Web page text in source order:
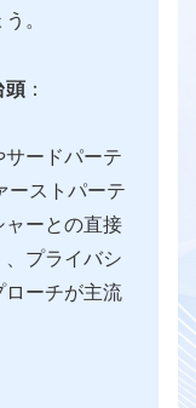
。
頭 ：
ードパーテ
ーストパーテ
ーとの直接
プライバシ
ーチが主流